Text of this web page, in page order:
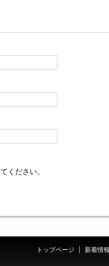
ください。
トップページ 新着情